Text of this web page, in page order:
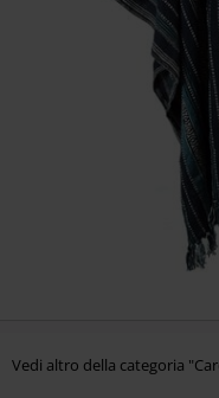
Vedi altro della categoria